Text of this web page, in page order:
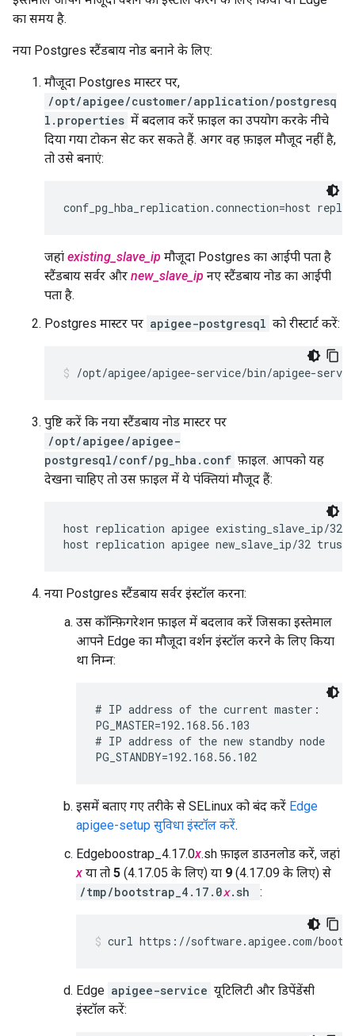
का समय है.
नया Postgres स्टैंडबाय नोड बनाने के लिए:
मौजूदा Postgres मास्टर पर,
/opt/apigee/customer/application/postgresq
l.properties में बदलाव करें फ़ाइल का उपयोग करके नीचे
दिया गया टोकन सेट कर सकते हैं. अगर वह फ़ाइल मौजूद नहीं है,
तो उसे बनाएं:
conf_pg_hba_replication.connection=host
जहां existing_slave_ip मौजूदा Postgres का आईपी पता है
स्टैंडबाय सर्वर और new_slave_ip नए स्टैंडबाय नोड का आईपी
पता है.
Postgres मास्टर पर apigee-postgresql को रीस्टार्ट करें:
/opt/apigee/apigee-service/bin/apigee-
पुष्टि करें कि नया स्टैंडबाय नोड मास्टर पर
/opt/apigee/apigee-
postgresql/conf/pg_hba.conf फ़ाइल. आपको यह
देखना चाहिए तो उस फ़ाइल में ये पंक्तियां मौजूद हैं:
host replication apigee existing_slave_ip/32
host replication apigee new_slave_ip/32 trust
नया Postgres स्टैंडबाय सर्वर इंस्टॉल करना:
उस कॉन्फ़िगरेशन फ़ाइल में बदलाव करें जिसका इस्तेमाल
आपने Edge का मौजूदा वर्शन इंस्टॉल करने के लिए किया
था निम्न:
# IP address of the current master:
PG_MASTER=192.168.56.103
# IP address of the new standby node
PG_STANDBY=192.168.56.102
इसमें बताए गए तरीके से SELinux को बंद करें Edge
apigee-setup सुविधा इंस्टॉल करें.
Edgeboostrap_4.17.0x.sh फ़ाइल डाउनलोड करें, जहां
x या तो 5 (4.17.05 के लिए) या 9 (4.17.09 के लिए) से
/tmp/bootstrap_4.17.0x.sh :
curl https://software.apigee.com/
Edge apigee-service यूटिलिटी और डिपेंडेंसी
इंस्टॉल करें: